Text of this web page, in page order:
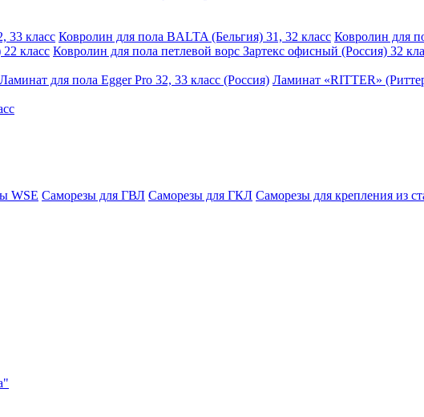
33 класс Ковролин для пола BALTA (Бельгия) 31, 32 класс Ковролин для
класс Ковролин для пола петлевой ворс Зартекс офисный (Россия) 32
Ламинат для пола Egger Pro 32, 33 класс (Россия) Ламинат «RITTER»
WSE Саморезы для ГВЛ Саморезы для ГКЛ Саморезы для крепления из